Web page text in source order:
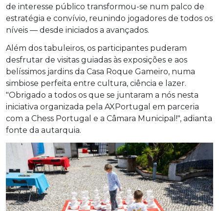
de interesse público transformou-se num palco de
estratégia e convívio, reunindo jogadores de todos os
níveis — desde iniciados a avançados.
Além dos tabuleiros, os participantes puderam
desfrutar de visitas guiadas às exposições e aos
belíssimos jardins da Casa Roque Gameiro, numa
simbiose perfeita entre cultura, ciência e lazer.
"Obrigado a todos os que se juntaram a nós nesta
iniciativa organizada pela AXPortugal em parceria
com a Chess Portugal e a Câmara Municipal!", adianta
fonte da autarquia.